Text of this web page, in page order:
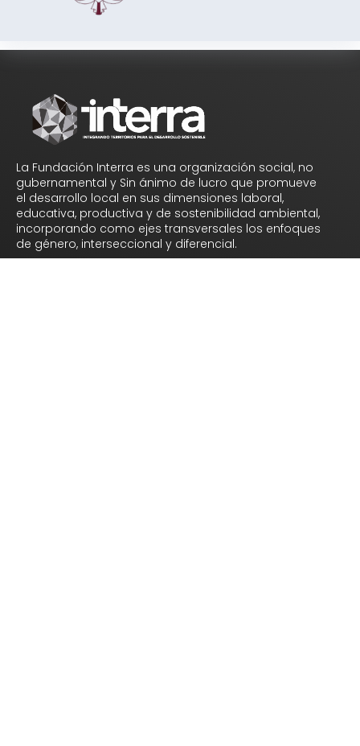
La Fundación Interra es una organización social, no
gubernamental y Sin ánimo de lucro que promueve
el desarrollo local en sus dimensiones laboral,
educativa, productiva y de sostenibilidad ambiental,
incorporando como ejes transversales los enfoques
de género, interseccional y diferencial.